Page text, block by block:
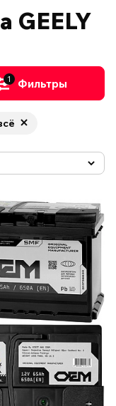
GEELY
1 Фильтры